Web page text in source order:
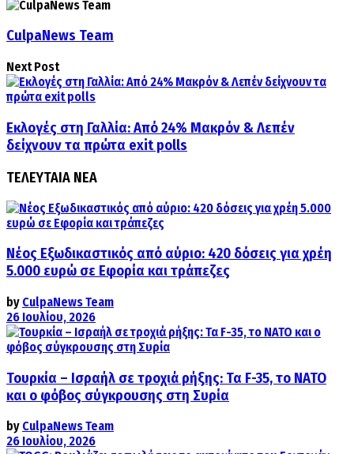
CulpaNews Team
Next Post
Εκλογές στη Γαλλία: Από 24% Μακρόν & Λεπέν
δείχνουν τα πρώτα exit polls
ΤΕΛΕΥΤΑΙΑ ΝΕΑ
Νέος Εξωδικαστικός από αύριο: 420 δόσεις για χρέη
5.000 ευρώ σε Εφορία και τράπεζες
by CulpaNews Team
26 Ιουλίου, 2026
Τουρκία – Ισραήλ σε τροχιά ρήξης: Τα F-35, το ΝΑΤΟ
και ο φόβος σύγκρουσης στη Συρία
by CulpaNews Team
26 Ιουλίου, 2026